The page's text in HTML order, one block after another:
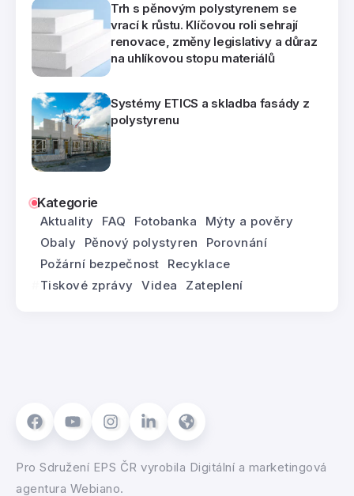
Trh s pěnovým polystyrenem se
vrací k růstu. Klíčovou roli sehrají
renovace, změny legislativy a důraz
na uhlíkovou stopu materiálů
Systémy ETICS a skladba fasády z
polystyrenu
Kategorie
Aktuality FAQ Fotobanka
Mýty a pověry
Obaly
Pěnový polystyren
Porovnání
Požární bezpečnost
Recyklace
Tiskové zprávy
Videa Zateplení
Pro Sdružení EPS ČR vyrobila Digitální a marketingová
agentura Webiano.